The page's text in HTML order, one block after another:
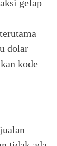
gelap
dolar
kode